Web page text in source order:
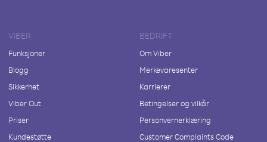
VIBER
Funksjoner
Blogg
Sikkerhet
Viber Out
Priser
Kundestøtte
BEDRIFT
Om Viber
Merkevaresenter
Karrierer
Betingelser og vilkår
Personvernerklæring
Customer Complaints Code